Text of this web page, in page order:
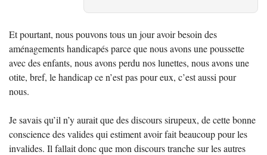
Et pourtant, nous pouvons tous un jour avoir besoin des
aménagements handicapés parce que nous avons une poussette
avec des enfants, nous avons perdu nos lunettes, nous avons une
otite, bref, le handicap ce n’est pas pour eux, c’est aussi pour
nous.
Je savais qu’il n’y aurait que des discours sirupeux, de cette bonne
conscience des valides qui estiment avoir fait beaucoup pour les
invalides. Il fallait donc que mon discours tranche sur les autres